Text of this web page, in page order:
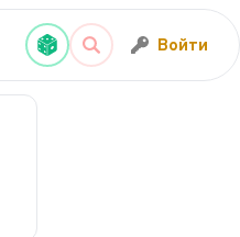
Войти